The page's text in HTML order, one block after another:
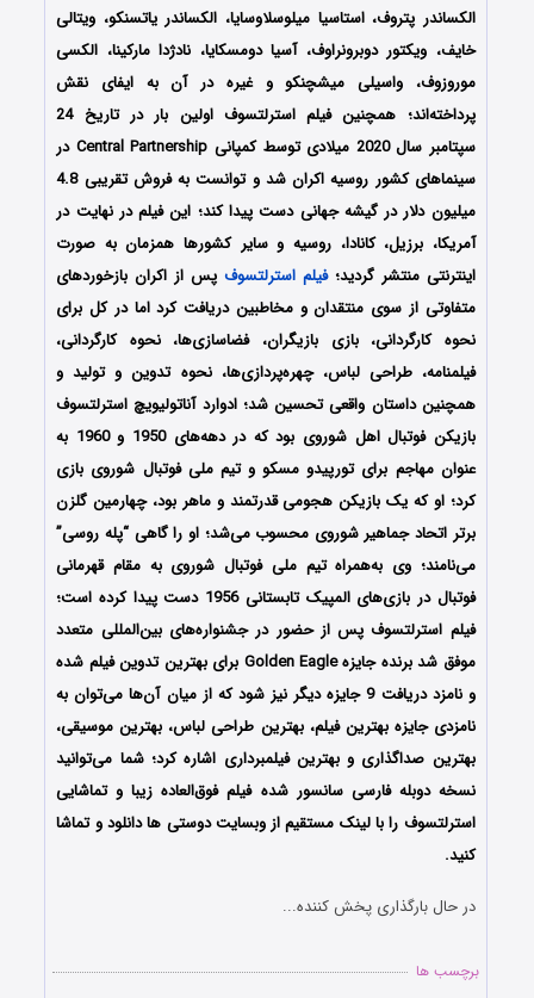
الکساندر پتروف، استاسیا میلوسلاوسایا، الکساندر یاتسنکو، ویتالی
خایف، ویکتور دوبرونراوف، آسیا دومسکایا، نادژدا مارکینا، الکسی
موروزوف، واسیلی میشچنکو و غیره در آن به ایفای نقش
پرداخته‌اند؛ همچنین فیلم استرلتسوف اولین بار در تاریخ 24
سپتامبر سال 2020 میلادی توسط کمپانی Central Partnership در
سینماهای کشور روسیه اکران شد و توانست به فروش تقریبی 4.8
میلیون دلار در گیشه جهانی دست پیدا کند؛ این فیلم در نهایت در
آمریکا، برزیل، کانادا، روسیه و سایر کشورها همزمان به صورت
اینترنتی منتشر گردید؛فیلم استرلتسوف پس از اکران بازخوردهای
متفاوتی از سوی منتقدان و مخاطبین دریافت کرد اما در کل برای
نحوه کارگردانی، بازی بازیگران، فضاسازی‌‌ها، نحوه کارگردانی،
فیلمنامه، طراحی لباس، چهره‌پردازی‌ها، نحوه تدوین و تولید و
همچنین داستان واقعی تحسین شد؛ ادوارد آناتولیویچ استرلتسوف
بازیکن فوتبال اهل شوروی بود که در دهه‌های 1950 و 1960 به
عنوان مهاجم برای تورپیدو مسکو و تیم ملی فوتبال شوروی بازی
کرد؛ او که یک بازیکن هجومی قدرتمند و ماهر بود، چهارمین گلزن
برتر اتحاد جماهیر شوروی محسوب می‌شد؛ او را گاهی “پله روسی”
می‌نامند؛ وی به‌همراه تیم ملی فوتبال شوروی به مقام قهرمانی
فوتبال در بازی‌های المپیک تابستانی 1956 دست پیدا کرده‌ است؛
فیلم استرلتسوف پس از حضور در جشنواره‌های بین‌المللی متعدد
موفق شد برنده جایزه Golden Eagle برای بهترین تدوین فیلم شده
و نامزد دریافت 9 جایزه دیگر نیز شود که از میان آن‌ها می‌توان به
نامزدی جایزه بهترین فیلم، بهترین طراحی لباس، بهترین موسیقی،
بهترین صداگذاری و بهترین فیلمبرداری اشاره کرد؛ شما می‌توانید
نسخه دوبله فارسی سانسور شده فیلم فوق‌العاده زیبا و تماشایی
استرلتسوف را با لینک مستقیم از وبسایت دوستی ها دانلود و تماشا
کنید.
در حال بارگذاری پخش کننده...
برچسب ها